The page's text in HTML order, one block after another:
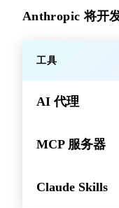
Anthropic 将开
工具
AI 代理
MCP 服务器
Claude Skills